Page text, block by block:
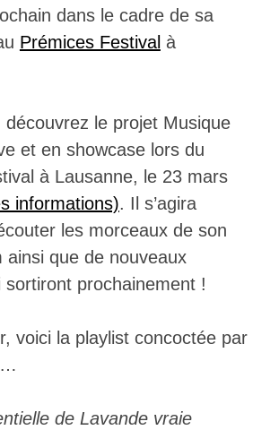
dans le cadre de sa
Prémices Festival à
découvrez le projet Musique
et en showcase lors du
à Lausanne, le 23 mars
informations). Il s’agira
les morceaux de son
ainsi que de nouveaux
sortiront prochainement !
voici la playlist concoctée par
de Lavande vraie